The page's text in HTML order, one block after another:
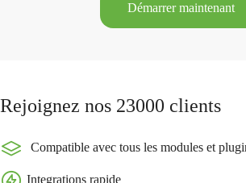
Démarrer maintenant
Rejoignez nos 23000 clients
Compatible avec tous les modules et
Integrations rapide